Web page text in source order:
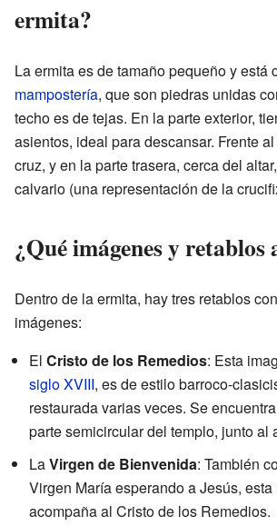
ermita?
La ermita es de tamaño pequeño y está
mampostería, que son piedras unidas
techo es de tejas. En la parte exterior,
asientos, ideal para descansar. Frente
cruz, y en la parte trasera, cerca del
calvario (una representación de la
¿Qué imágenes y retablos
Dentro de la ermita, hay tres retablos
imágenes:
El Cristo de los Remedios: Esta
siglo XVIII, es de estilo barroco-
restaurada varias veces. Se
parte semicircular del templo, junto al
LaVirgen de Bienvenida: También
Virgen María esperando a Jesús, esta
acompaña al Cristo de los Remedios.